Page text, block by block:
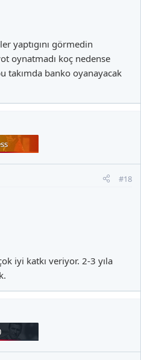
yaptıgını görmedin
oynatmadı koç nedense
takımda banko oyanayacak
#18
iyi katkı veriyor. 2-3 yıla